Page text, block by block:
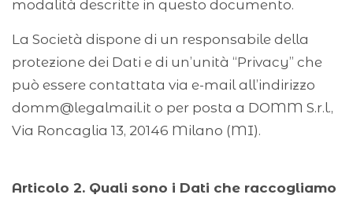
modalità descritte in questo documento.
La Società dispone di un responsabile della
protezione dei Dati e di un’unità “Privacy” che
può essere contattata via e-mail all’indirizzo
domm@legalmail.it o per posta a DOMM S.r.l.,
Via Roncaglia 13, 20146 Milano (MI).
Articolo 2. Quali sono i Dati che raccogliamo